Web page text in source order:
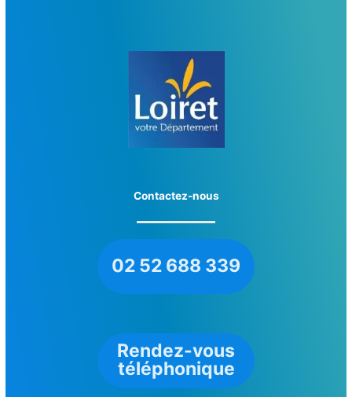
Contactez-nous
02 52 688 339
Rendez-vous
téléphonique